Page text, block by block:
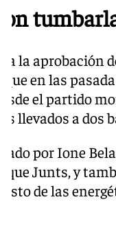
la aprobación
que en las
el partido
llevados a
por Ione
que Junts, y
de las